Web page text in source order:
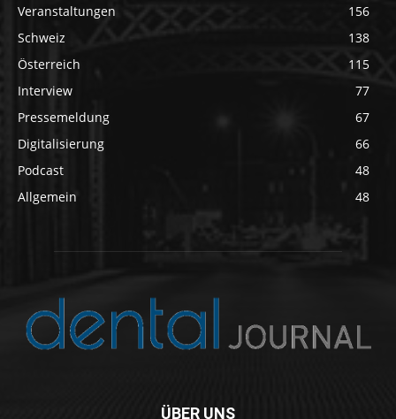
Veranstaltungen
156
Schweiz
138
Österreich
115
Interview
77
Pressemeldung
67
Digitalisierung
66
Podcast
48
Allgemein
48
ÜBER UNS